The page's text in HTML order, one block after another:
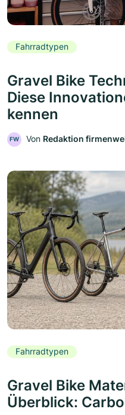
Fahrradtypen
Gravel Bike
Diese
kennen
FW Von Redaktion
Fahrradtypen
Gravel Bike
Überblick: